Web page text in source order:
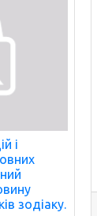
і
зодіаку.